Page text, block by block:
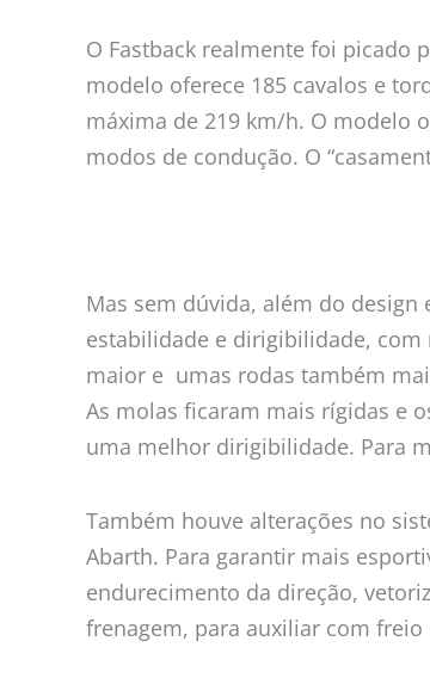
O Fastback realmente foi picado
modelo oferece 185 cavalos e
máxima de 219 km/h. O modelo
modos de condução. O
Mas sem dúvida, além do
estabilidade e dirigibilidade, com
maior e umas rodas também
As molas ficaram mais rígidas e
uma melhor dirigibilidade. Para
Também houve alterações no
Abarth. Para garantir mais
endurecimento da direção,
frenagem, para auxiliar com